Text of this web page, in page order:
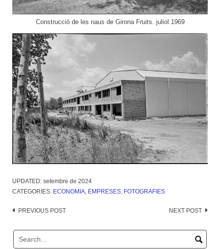
Construcció de les naus de Girona Fruits. juliol 1969
UPDATED: setembre de 2024
CATEGORIES: ECONOMIA, EMPRESES, FOTOGRAFIES
Post
PREVIOUS POST NEXT POST